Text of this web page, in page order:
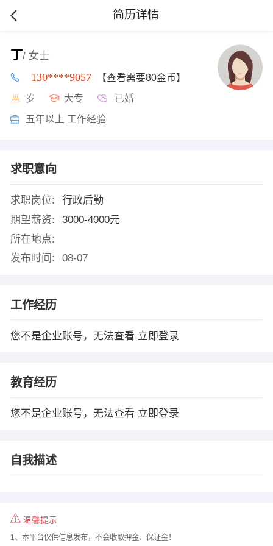
简历详情
丁/ 女士
130****9057 【查看需要80金币】
岁 大专 已婚
五年以上 工作经验
求职意向
求职岗位:
行政后勤
期望薪资:
3000-4000元
所在地点:
发布时间:
08-07
工作经历
您不是企业账号，无法查看 立即登录
教育经历
您不是企业账号，无法查看 立即登录
自我描述
温馨提示
1、本平台仅供信息发布，不会收取押金、保证金！